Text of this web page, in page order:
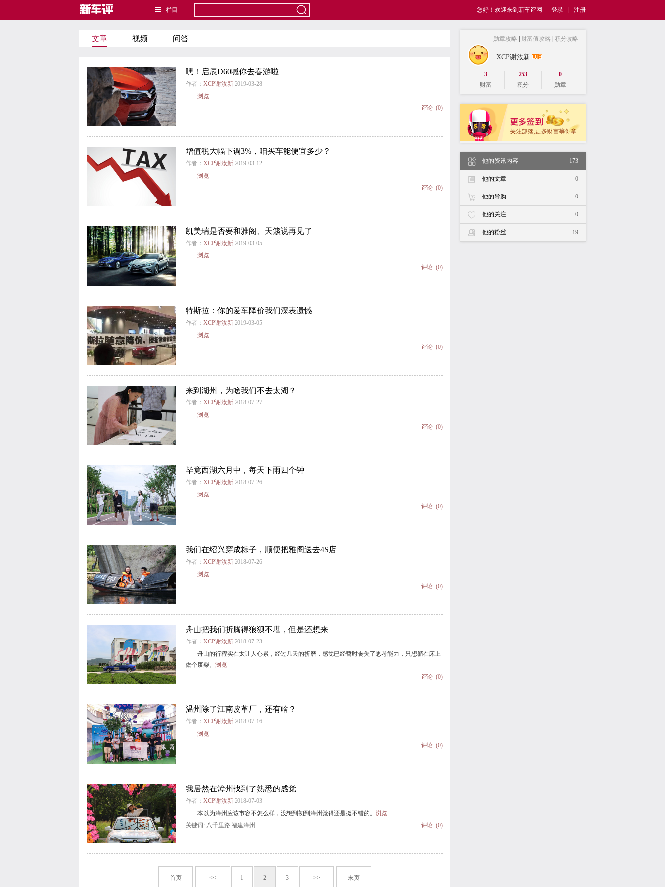
栏目 您好！欢迎来到新车评网 登录 注册
文章 视频 问答
嘿！启辰D60喊你去春游啦
作者： XCP谢汝新 2019-03-28
浏览
评论 (0)
增值税大幅下调3%，咱买车能便宜多少？
作者： XCP谢汝新 2019-03-12
浏览
评论 (0)
凯美瑞是否要和雅阁、天籁说再见了
作者： XCP谢汝新 2019-03-05
浏览
评论 (0)
特斯拉：你的爱车降价我们深表遗憾
作者： XCP谢汝新 2019-03-05
浏览
评论 (0)
来到湖州，为啥我们不去太湖？
作者： XCP谢汝新 2018-07-27
浏览
评论 (0)
毕竟西湖六月中，每天下雨四个钟
作者： XCP谢汝新 2018-07-26
浏览
评论 (0)
我们在绍兴穿成粽子，顺便把雅阁送去4S店
作者： XCP谢汝新 2018-07-26
浏览
评论 (0)
舟山把我们折腾得狼狈不堪，但是还想来
作者： XCP谢汝新 2018-07-23
舟山的行程实在太让人心累，经过几天的折磨，感觉已经暂时丧失了思考能力，只想躺在床上
做个废柴。 浏览
评论 (0)
温州除了江南皮革厂，还有啥？
作者： XCP谢汝新 2018-07-16
浏览
评论 (0)
我居然在漳州找到了熟悉的感觉
作者： XCP谢汝新 2018-07-03
本以为漳州应该市容不怎么样，没想到初到漳州觉得还是挺不错的。 浏览
评论 (0)
关键词: 八千里路 福建漳州
首页 << 1 2 3 >> 末页
勋章攻略 财富值攻略 积分攻略
XCP谢汝新
3
财富
253
积分
0
勋章
173
他的资讯内容
0
他的文章
0
他的导购
0
他的关注
19
他的粉丝